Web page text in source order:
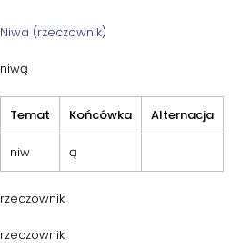
Niwa (rzeczownik)
niwą
Temat Końcówka Alternacja
niw ą
rzeczownik
rzeczownik